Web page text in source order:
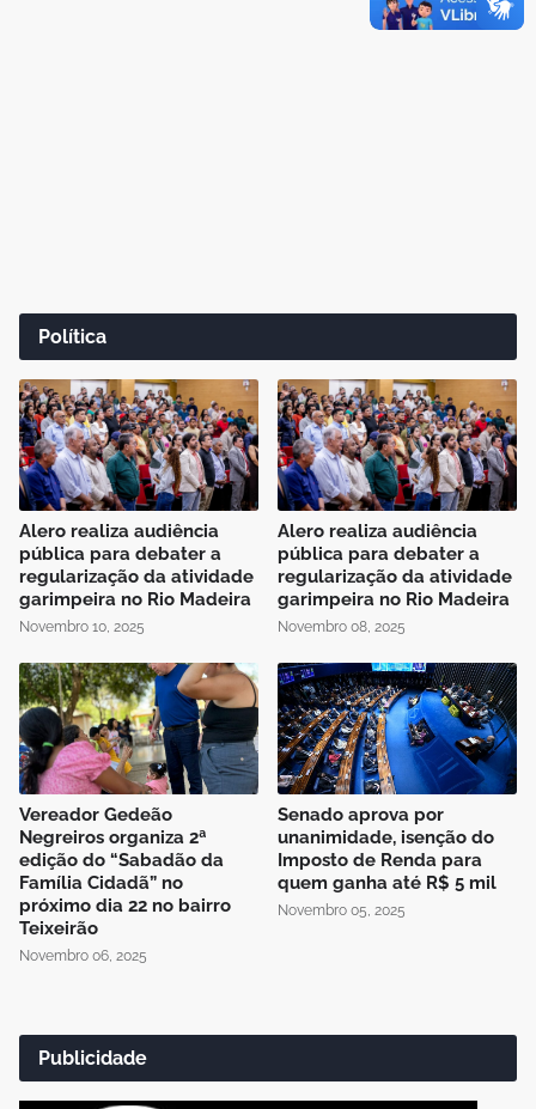
Política
Alero realiza audiência
pública para debater a
regularização da atividade
garimpeira no Rio Madeira
Novembro 10, 2025
Alero realiza audiência
pública para debater a
regularização da atividade
garimpeira no Rio Madeira
Novembro 08, 2025
Vereador Gedeão
Negreiros organiza 2ª
edição do “Sabadão da
Família Cidadã” no
próximo dia 22 no bairro
Teixeirão
Novembro 06, 2025
Senado aprova por
unanimidade, isenção do
Imposto de Renda para
quem ganha até R$ 5 mil
Novembro 05, 2025
Publicidade